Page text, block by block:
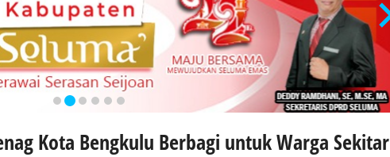
Kota Bengkulu Berbagi untuk Warga Sekitar